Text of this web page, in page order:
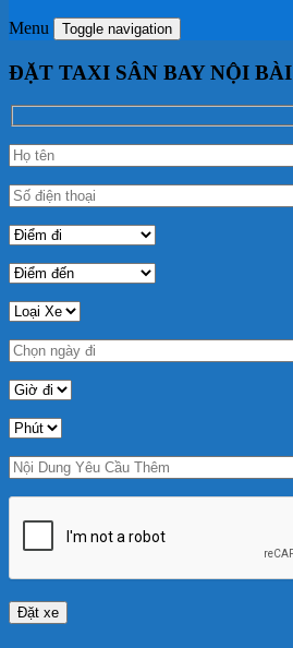
Menu Toggle navigation
ĐẶT TAXI SÂN BAY NỘI BÀI